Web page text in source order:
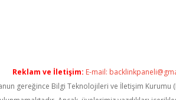
Reklam ve İletişim: E-mail:
gereğince Bilgi Teknolojileri ve İletişim